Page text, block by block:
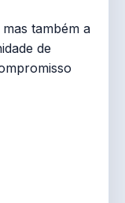
também a
de